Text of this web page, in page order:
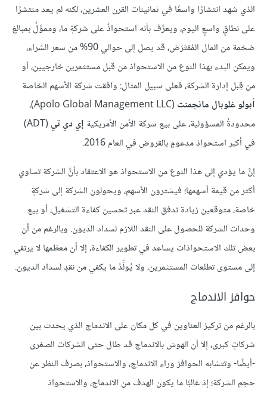
الذي شهد انتشارًا واسعًا في ثمانينات القرن العشرين، لكنه لم يعد منتشرًا
على نطاقٍ واسعٍ اليوم، ويعرَّف بأنه استحواذٌ على شركةٍ ما، ومموَّلٌ بمبالغ
ضخمة من المال المُقتَرَض، قد يصل إلى حوالي 90% من سعر الشراء،
ويمكن البدء بهذا النوع من الاستحواذ من قبل مستثمرين خارجيين، أو
من قِبل إدارة الشركة، فعلى سبيل المثال: وافقت شركة الأسهم الخاصة
أبولو غلوبال مانجمنت
(Apolo Global Management LLC)،
محدودةُ المسؤولية، على بيع شركة الأمن الأمريكية إي دي تي
(ADT)
في أكبر استحواذ مدعومٍ بالقروض في العام 2016.
إنَّ ما يؤدي إلى هذا النوع من الاستحواذ هو الاعتقاد بأنَّ الشركة تساوي
أكثر من قيمة أسهمها؛ فيشترون الأسهم، ويحولون الشركة إلى شركةٍ
خاصة، متوقعين زيادة تدفق النقد عبر تحسين كفاءة التشغيل، أو بيع
وحدات الشركة للحصول على النقد اللازم لسداد الديون. وبالرغم من أن
بعض تلك الاستحواذات يساعد في تطوير الكفاءة، إلا أن معظمها لا يرتقي
إلى مستوى تطلعات المستثمرين، ولا يُولِّدُ ما يكفي من نقدٍ لسداد الديون.
حوافز الاندماج
بالرغم من تركيز العناوين في كل مكان على الاندماج الذي يحدث بين
شركاتٍ كبرى، إلا أن الهوسَ بالاندماج قد طال حتى الشركات الصغرى
-أيضًا- وتتشابه الحوافز وراء الاندماج، والاستحواذ، بصرف النظر عن
حجم الشركة؛ إذ غالبًا ما يكون الهدف من الاندماج، والاستحواذ